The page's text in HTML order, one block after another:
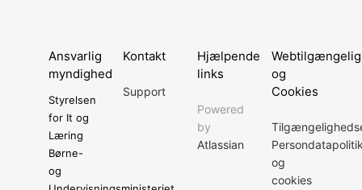
Ansvarlig
myndighed
Styrelsen
for It og
Læring
Børne-
og
Kontakt
Support
Hjælpende
links
Powered
by
Atlassian
og
Cookies
og
cookies